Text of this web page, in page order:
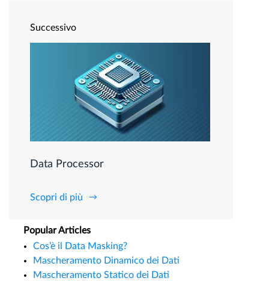
Successivo
Data Processor
Scopri di più
Popular Articles
Cos’è il Data Masking?
Mascheramento Dinamico dei Dati
Mascheramento Statico dei Dati